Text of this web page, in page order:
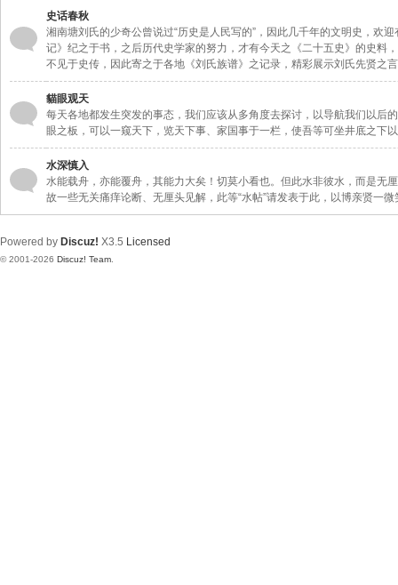
史话春秋
湘南塘刘氏的少奇公曾说过“历史是人民写的”，因此几千年的文明史，欢
记》纪之于书，之后历代史学家的努力，才有今天之《二十五史》的史料
不见于史传，因此寄之于各地《刘氏族谱》之记录，精彩展示刘氏先贤之
貓眼观天
每天各地都发生突发的事态，我们应该从多角度去探讨，以导航我们以后
眼之板，可以一窥天下，览天下事、家国事于一栏，使吾等可坐井底之下
水深慎入
水能载舟，亦能覆舟，其能力大矣！切莫小看也。但此水非彼水，而是无
故一些无关痛痒论断、无厘头见解，此等“水帖”请发表于此，以博亲贤一
Powered by Discuz! X3.5 Licensed
© 2001-2026 Discuz! Team